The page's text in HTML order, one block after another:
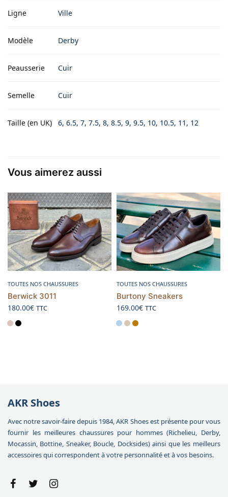
Ligne Ville
Modèle Derby
Peausserie Cuir
Semelle Cuir
Taille (en UK) 6, 6.5, 7, 7.5, 8, 8.5, 9, 9.5, 10, 10.5, 11, 12
Vous aimerez aussi
Choix des options
TOUTES NOS CHAUSSURES
Berwick 3011
180.00€ TTC
Choix des options
TOUTES NOS CHAUSSURES
Burtony Sneakers
169.00€ TTC
AKR Shoes
Avec notre savoir-faire depuis 1984, AKR Shoes est présente pour vous
fournir les meilleures chaussures pour hommes (Richelieu, Derby,
Mocassin, Bottine, Sneaker, Boucle, Docksides) ainsi que les meilleurs
accessoires qui correspondent à votre personnalité et à vos besoins.